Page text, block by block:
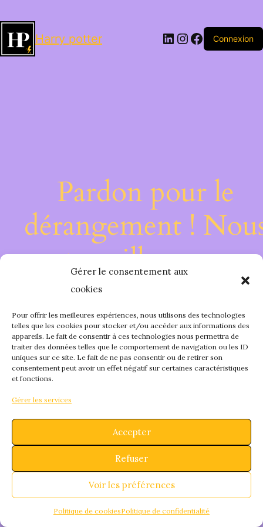
Gérer le consentement aux
cookies
Pour offrir les meilleures expériences, nous utilisons des technologies
telles que les cookies pour stocker et/ou accéder aux informations des
appareils. Le fait de consentir à ces technologies nous permettra de
traiter des données telles que le comportement de navigation ou les ID
uniques sur ce site. Le fait de ne pas consentir ou de retirer son
consentement peut avoir un effet négatif sur certaines caractéristiques
et fonctions.
Gérer les services
Accepter
Refuser
Voir les préférences
Politique de cookiesPolitique de confidentialité
Harry potter LinkedIn
Instagram
Facebook
Connexion
Pardon pour le
dérangement !
travaillons sur
quelque chose de
fantastique –
bientôt !